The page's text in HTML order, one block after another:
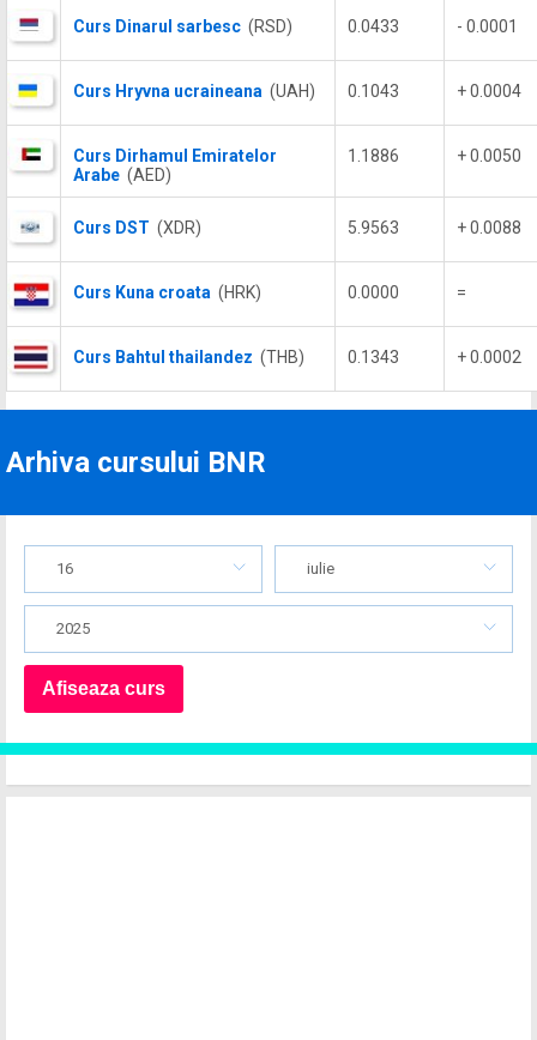
Curs Dinarul sarbesc (RSD) 0.0433 - 0.0001
Curs Hryvna ucraineana (UAH) 0.1043 + 0.0004
Curs Dirhamul Emiratelor
Arabe (AED)
1.1886 + 0.0050
Curs DST (XDR) 5.9563 + 0.0088
Curs Kuna croata (HRK) 0.0000 =
Curs Bahtul thailandez (THB) 0.1343 + 0.0002
Arhiva cursului BNR
16 iulie
2025